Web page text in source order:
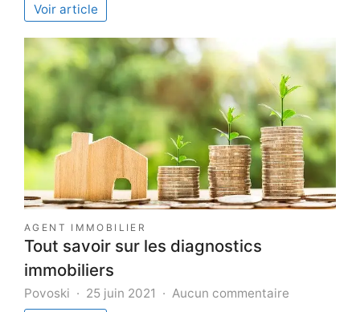
faire
à
une
société
de
?
Voir article
AGENT IMMOBILIER
Tout savoir sur les diagnostics
immobiliers
Povoski 25 juin 2021 Aucun commentaire